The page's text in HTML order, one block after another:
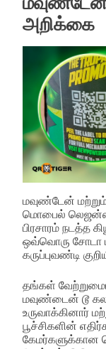
அறிக்கை
மவுண்டேன்
மொபைல்
பிரசாரம் நடத்த
ஒவ்வொரு சோடா
கருப்புவண்டி
தங்கள்
மவுண்டைன் டூ
உருவாக்கினார்
பூச்சிகளின்
கேமர்களுக்கான